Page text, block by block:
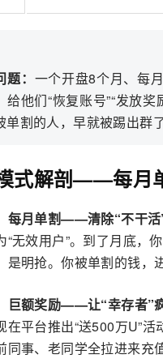
： 一个开盘8个月、每
给他们“恢复账号”“发放
单割的人，早就被踢出群了
式解剖——每月
每月单割——清除“不干活
“无效用户”。到了月底，
是明抢。你被单割的钱，
巨额奖励——让“幸存者”
在平台推出“送500万U”
同事、老同学全拉进来充